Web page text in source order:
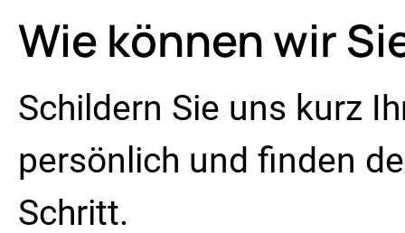
Wie können wir
Schildern Sie uns kurz
persönlich und finden
Schritt.